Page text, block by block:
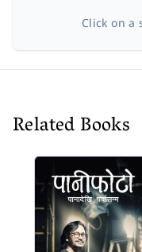
Click on a
Related Books